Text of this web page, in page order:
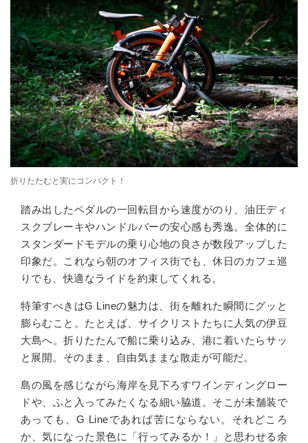
折りたたむと実にコンパクト！
踏み出したペダルの一回転目から速度がのり、油圧ディ
スクブレーキやハンドルバーの安心感も秀逸。全体的に
スタンダードモデルの乗り心地の良さが数段アップした
印象だ。これなら朝のオフィス街でも、休日のカフェ巡
りでも、快適なライドを約束してくれる。
特筆すべきはG Lineの魅力は、街を離れた瞬間にグッと
膨らむこと。たとえば、サイクリストたちに人気の伊豆
大島へ。折りたたんで船に乗り込み、港に着いたらサッ
と展開。そのまま、自由気ままな散走が可能だ。
島の風を感じながら海岸を見下ろすワインディングロー
ドや、ふと入ってみたくなる細い脇道。そこが未舗装で
あっても、G Lineであれば苦にならない。それどころ
か、気になった景色に「行ってみるか！」と思わせる余